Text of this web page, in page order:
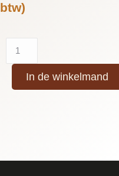
btw)
In de winkelmand